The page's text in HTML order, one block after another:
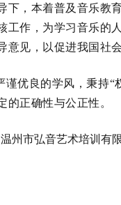
下，本着普及音乐教
工作，为学习音乐的
意见，以促进我国社
优良的学风，秉持“
的正确性与公正性。
州市弘音艺术培训有